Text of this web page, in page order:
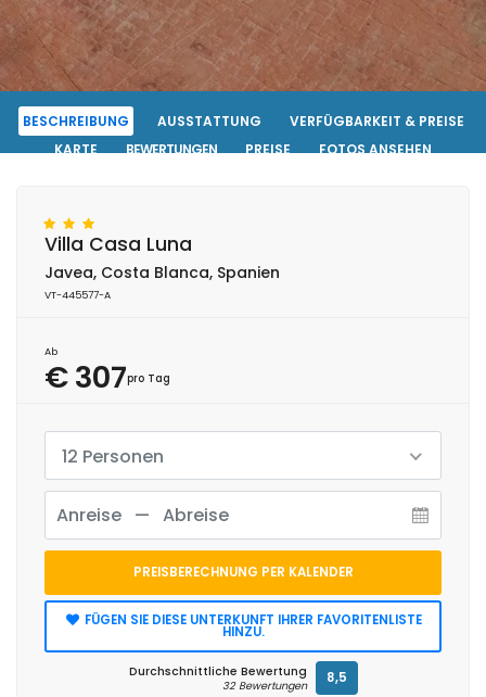
BESCHREIBUNG AUSSTATTUNG
VERFÜGBARKEIT & PREISE
KARTE
BEWERTUNGEN PREISE
FOTOS ANSEHEN
Villa Casa Luna
Javea, Costa Blanca, Spanien
VT-445577-A
Ab
€ 307pro Tag
12 Personen
PREISBERECHNUNG PER KALENDER
FÜGEN SIE DIESE UNTERKUNFT IHRER FAVORITENLISTE
HINZU.
Durchschnittliche Bewertung
32 Bewertungen 8,5